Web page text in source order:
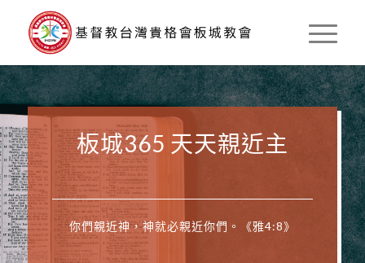
板城365 天天親近主
你們親近神，神就必親近你們。《雅4:8》